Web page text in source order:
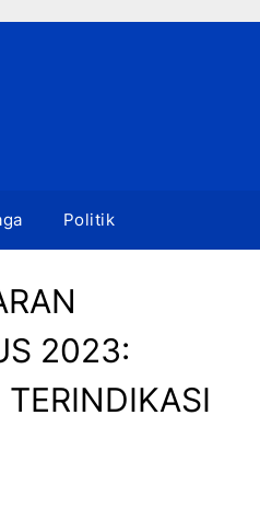
Politik
2023: